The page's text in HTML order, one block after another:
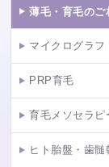
薄毛・育毛のご
マイクログラフ
PRP育毛
育毛メソセラピ
ヒト胎盤・歯髄